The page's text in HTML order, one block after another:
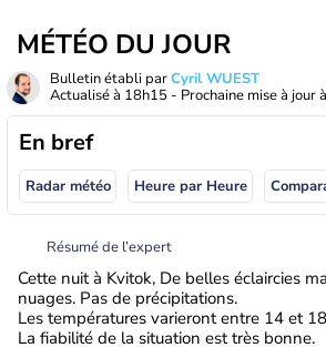
MÉTÉO DU JOUR
Bulletin établi parCyril WUEST
Actualisé à 18h15 - Prochaine mise à jour à
En bref
Radar météo Heure par Heure
Résumé de l’expert
Cette nuit à Kvitok, De belles éclaircies
nuages. Pas de précipitations.
Les températures varieront entre 14 et
La fiabilité de la situation est très bonne.